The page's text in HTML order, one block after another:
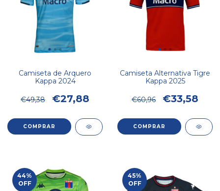
Camiseta de Arquero
Kappa 2024
€49,38 €27,88
COMPRAR
Camiseta Alternativa Tigre
Kappa 2025
€60,96 €33,58
COMPRAR
44%
OFF
45%
OFF